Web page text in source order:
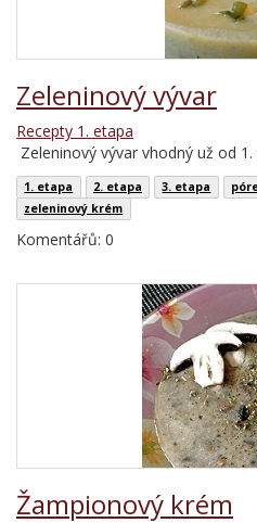
Zeleninový vývar
Recepty 1. etapa
Zeleninový vývar vhodný už od 1.
1. etapa 2. etapa 3. etapa
zeleninový krém
Komentářů: 0
Žampionový krém